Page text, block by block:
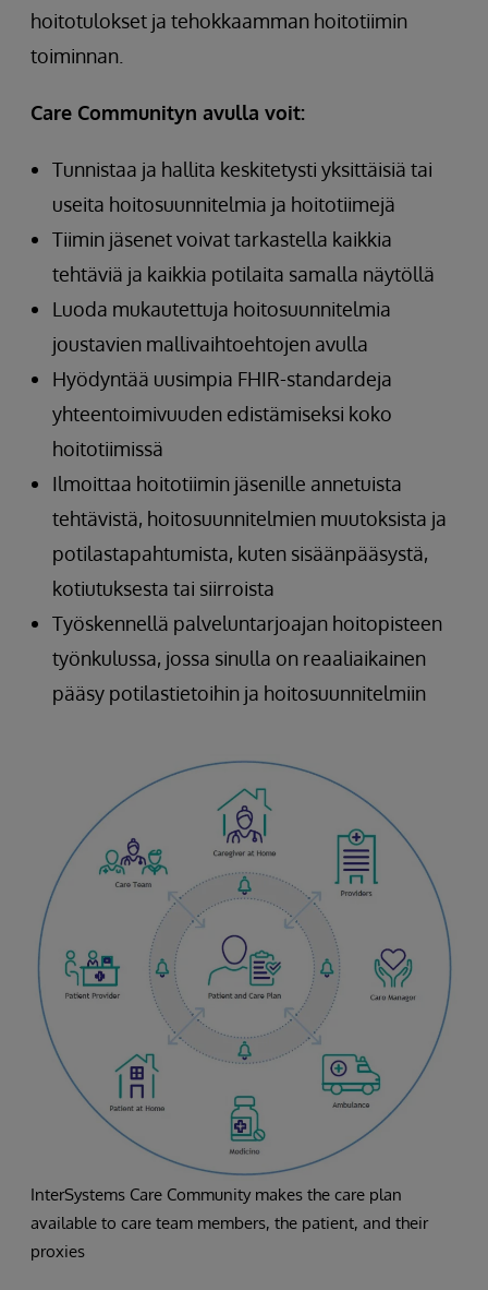
hoitotulokset ja tehokkaamman hoitotiimin
toiminnan.
Care Communityn avulla voit:
Tunnistaa ja hallita keskitetysti yksittäisiä tai
useita hoitosuunnitelmia ja hoitotiimejä
Tiimin jäsenet voivat tarkastella kaikkia
tehtäviä ja kaikkia potilaita samalla näytöllä
Luoda mukautettuja hoitosuunnitelmia
joustavien mallivaihtoehtojen avulla
Hyödyntää uusimpia FHIR-standardeja
yhteentoimivuuden edistämiseksi koko
hoitotiimissä
Ilmoittaa hoitotiimin jäsenille annetuista
tehtävistä, hoitosuunnitelmien muutoksista ja
potilastapahtumista, kuten sisäänpääsystä,
kotiutuksesta tai siirroista
Työskennellä palveluntarjoajan hoitopisteen
työnkulussa, jossa sinulla on reaaliaikainen
pääsy potilastietoihin ja hoitosuunnitelmiin
InterSystems Care Community makes the care plan
available to care team members, the patient, and their
proxies